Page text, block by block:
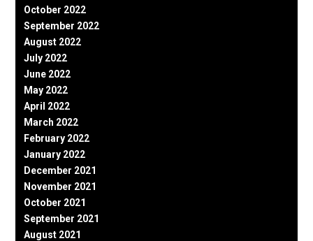
October 2022
September 2022
August 2022
July 2022
June 2022
May 2022
April 2022
March 2022
February 2022
January 2022
December 2021
November 2021
October 2021
September 2021
August 2021